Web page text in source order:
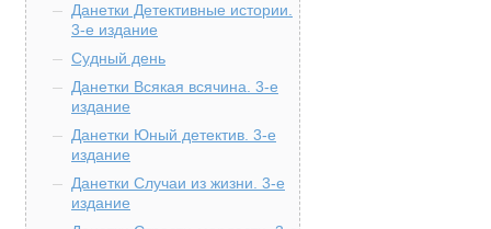
Данетки Детективные истории.
3-е издание
Судный день
Данетки Всякая всячина. 3-е
издание
Данетки Юный детектив. 3-е
издание
Данетки Случаи из жизни. 3-е
издание